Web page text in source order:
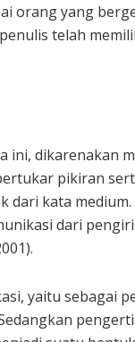
orang yang
telah
ini, dikarenakan
pikiran
dari kata
dari
yaitu sebagai